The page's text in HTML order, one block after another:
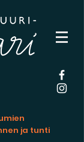
ja tunti